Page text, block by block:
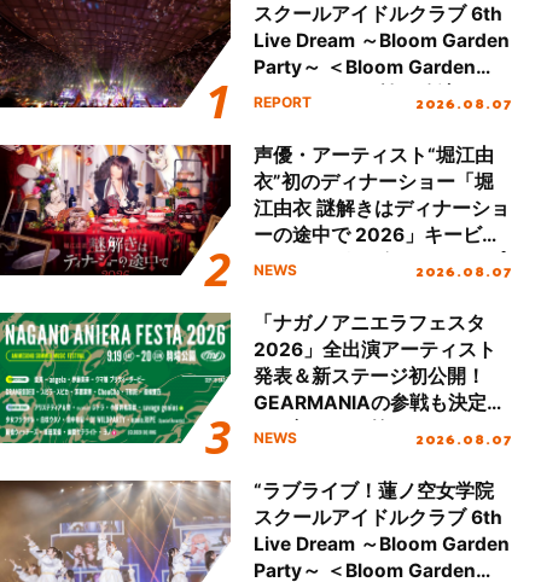
スクールアイドルクラブ 6th
Live Dream ～Bloom Garden
Party～ ＜Bloom Garden
Party Stage／埼玉公演＞”
REPORT 2026.08.07
声優・アーティスト“堀江由
衣”初のディナーショー「堀
江由衣 謎解きはディナーショ
ーの途中で 2026」キービジ
ュアル＆グッズラインナップ
NEWS 2026.08.07
「ナガノアニエラフェスタ
2026」全出演アーティスト
発表＆新ステージ初公開！
GEARMANIAの参戦も決定
し、初となる第3ステージの
NEWS 2026.08.07
“ラブライブ！蓮ノ空女学院
スクールアイドルクラブ 6th
Live Dream ～Bloom Garden
Party～ ＜Bloom Garden